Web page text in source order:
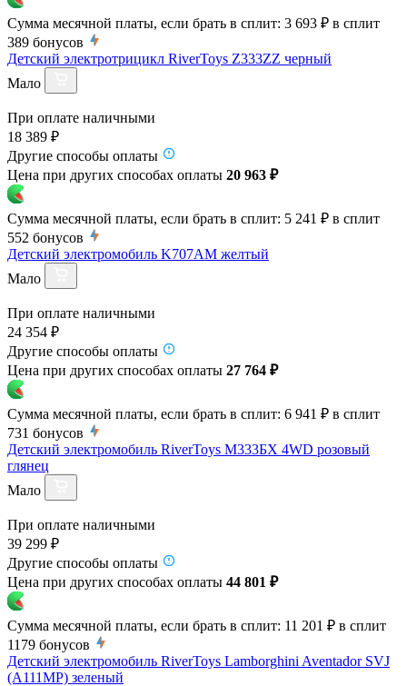
Сумма месячной платы, если брать в сплит: 3 693 ₽ в сплит
389 бонусов
Детский электротрицикл RiverToys Z333ZZ черный
Мало
При оплате наличными
18 389 ₽
Другие способы оплаты
Цена при других способах оплаты 20 963 ₽
Сумма месячной платы, если брать в сплит: 5 241 ₽ в сплит
552 бонусов
Детский электромобиль K707AM желтый
Мало
При оплате наличными
24 354 ₽
Другие способы оплаты
Цена при других способах оплаты 27 764 ₽
Сумма месячной платы, если брать в сплит: 6 941 ₽ в сплит
731 бонусов
Детский электромобиль RiverToys М333БХ 4WD розовый
глянец
Мало
При оплате наличными
39 299 ₽
Другие способы оплаты
Цена при других способах оплаты 44 801 ₽
Сумма месячной платы, если брать в сплит: 11 201 ₽ в сплит
1179 бонусов
Детский электромобиль RiverToys Lamborghini Aventador SVJ
(A111MP) зеленый